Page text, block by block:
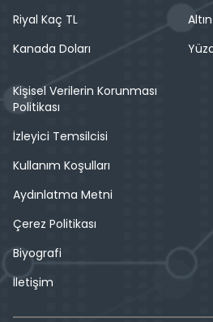
Riyal Kaç TL
Kanada Doları
Kişisel Verilerin Korunması
Politikası
İzleyici Temsilcisi
Kullanım Koşulları
Aydınlatma Metni
Çerez Politikası
Biyografi
İletişim